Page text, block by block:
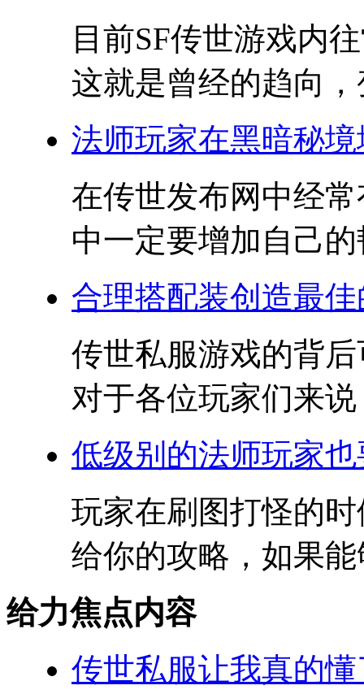
目前SF传世游戏内
这就是曾经的趋向
法师玩家在黑暗秘
在传世发布网中经
中一定要增加自己
合理搭配装创造最
传世私服游戏的背
对于各位玩家们来
低级别的法师玩家
玩家在刷图打怪的
给你的攻略，如果
给力焦点内容
传世私服让我真的懂